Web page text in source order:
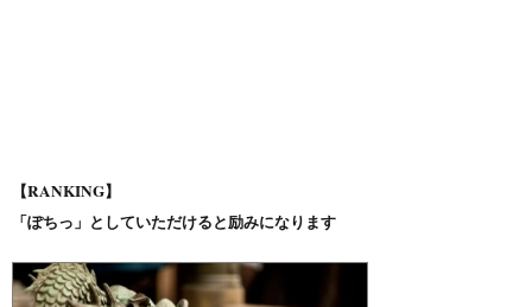
【RANKING】
「ぽちっ」としていただけると励みになります